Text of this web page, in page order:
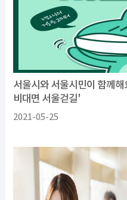
서울시와 서울시민이 함께
비대면 서울걷길'
2021-05-25